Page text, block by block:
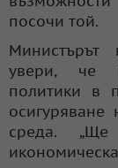
посочи той.
Министърът
увери, че
политики в
среда.